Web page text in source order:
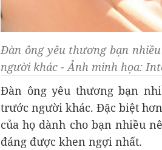
Đàn ông yêu thương bạn
người khác - Ảnh minh họa:
Đàn ông yêu thương bạn
trước người khác. Đặc biệt
của họ dành cho bạn nhiều
đáng được khen ngợi nhất.